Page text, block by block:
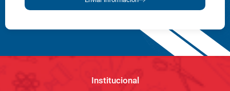
Institucional
Normativa